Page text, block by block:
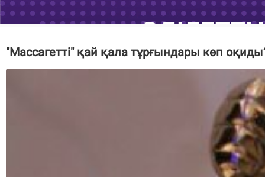
"Массагетті" қай қала тұрғындары көп